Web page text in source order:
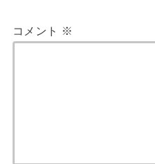
コメント ※